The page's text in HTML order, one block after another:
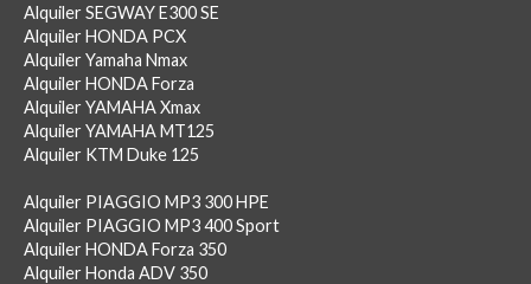
Alquiler SEGWAY E300 SE
Alquiler HONDA PCX
Alquiler Yamaha Nmax
Alquiler HONDA Forza
Alquiler YAMAHA Xmax
Alquiler YAMAHA MT125
Alquiler KTM Duke 125
Alquiler PIAGGIO MP3 300 HPE
Alquiler PIAGGIO MP3 400 Sport
Alquiler HONDA Forza 350
Alquiler Honda ADV 350